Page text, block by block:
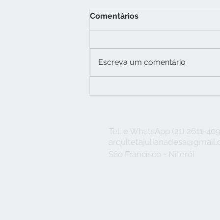
Comentários
Escreva um comentário
Tel. e WhatsApp (21) 2611-
São Francisco - Niterói